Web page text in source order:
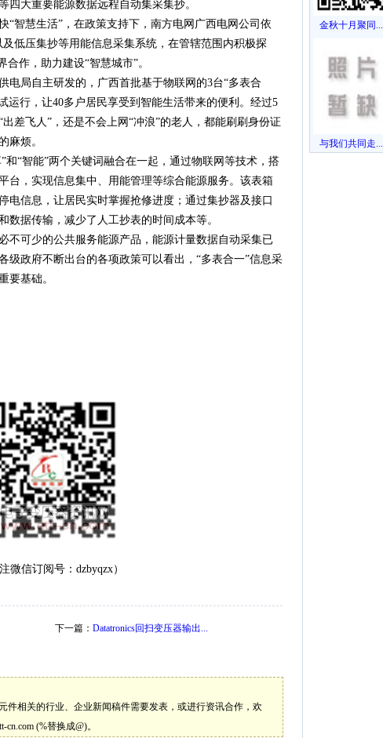
四大重要能源数据远程自动集采集抄。
“智慧生活”，在政策支持下，南方电网广西电网公司依
低压集抄等用能信息采集系统，在管辖范围内积极探
作，助力建设“智慧城市”。
电局自主研发的，广西首批基于物联网的3台“多表合
运行，让40多户居民享受到智能生活带来的便利。经过5
差飞人”，还是不会上网“冲浪”的老人，都能刷刷身份证
麻烦。
和“智能”两个关键词融合在一起，通过物联网等技术，搭
台，实现信息集中、用能管理等综合能源服务。该表箱
电信息，让居民实时掌握抢修进度；通过集抄器及接口
数据传输，减少了人工抄表的时间成本等。
不可少的公共服务能源产品，能源计量数据自动采集已
级政府不断出台的各项政策可以看出，“多表合一”信息采
要基础。
微信订阅号：dzbyqzx）
下一篇： Datatronics回扫变压器输出...
相关的行业、企业新闻稿件需要发表，或进行资讯合作，欢
cn.com (%替换成@)。
金秋十月聚同...
与我们共同走...